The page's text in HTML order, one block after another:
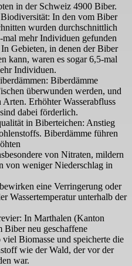
in der Schweiz 4900 Biber.
In den vom Biber
wurden durchschnittlich
mehr Individuen gefunden
Gebieten, in denen der Biber
kann, waren es sogar 6,5-mal
Individuen.
Biberdämme
überwunden werden, und
Erhöhter Wasserabfluss
dabei förderlich.
in Biberteichen: Anstieg
Biberdämme führen
von Nitraten, mildern
von weniger Niederschlag in
eine Verringerung oder
Wassertemperatur unterhalb der
In Marthalen (Kanton
Biber neu geschaffene
Biomasse und speicherte die
wie der Wald, der vor der
war.